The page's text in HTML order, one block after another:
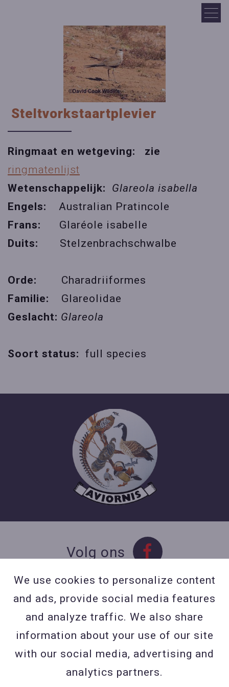
Steltvorkstaartplevier
Ringmaat en wetgeving: zie
ringmatenlijst
Wetenschappelijk: Glareola isabella
Engels: Australian Pratincole
Frans: Glaréole isabelle
Duits: Stelzenbrachschwalbe
Orde: Charadriiformes
Familie:
Glareolidae
Geslacht: Glareola
Soort status: full species
Volg ons
Contact
Contacteer ons
BE 0423 427 566 (0032
477601560
Wuytsbergen (HRT) 118, 2200
We use cookies to personalize content
and ads, provide social media features
and analyze traffic. We also share
information about your use of our site
with our social media, advertising and
analytics partners.